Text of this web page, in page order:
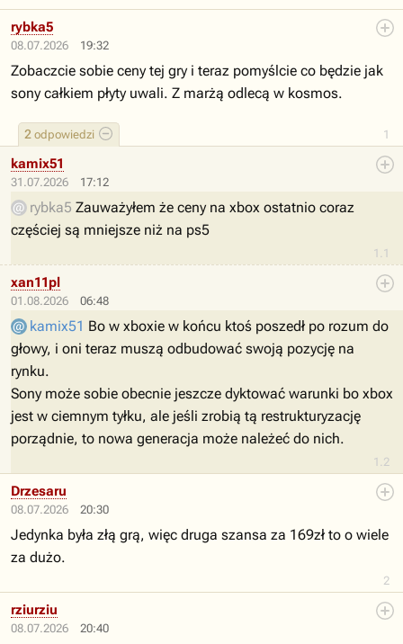
08.07.2026 19:32
1
2 odpowiedzi
rybka5
Zobaczcie sobie ceny tej gry i teraz pomyślcie co będzie jak
sony całkiem płyty uwali. Z marżą odlecą w kosmos.
31.07.2026 17:12
1.1
kamix51
rybka5 Zauważyłem że ceny na xbox ostatnio coraz
częściej są mniejsze niż na ps5
01.08.2026 06:48
1.2
xan11pl
kamix51 Bo w xboxie w końcu ktoś poszedł po rozum do
głowy, i oni teraz muszą odbudować swoją pozycję na
rynku.
Sony może sobie obecnie jeszcze dyktować warunki bo xbox
jest w ciemnym tyłku, ale jeśli zrobią tą restrukturyzację
porządnie, to nowa generacja może należeć do nich.
08.07.2026 20:30
2
Drzesaru
Jedynka była złą grą, więc druga szansa za 169zł to o wiele
za dużo.
08.07.2026 20:40
rziurziu